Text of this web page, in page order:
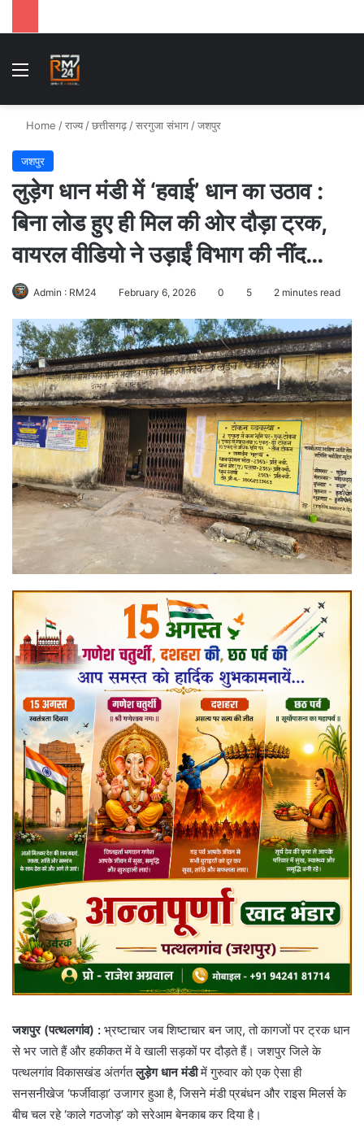
Menu
Home /राज्य /छत्तीसगढ़ /सरगुजा संभाग /जशपुर
जशपुर
लुड़ेग धान मंडी में ‘हवाई’ धान का उठाव :
बिना लोड हुए ही मिल की ओर दौड़ा ट्रक,
वायरल वीडियो ने उड़ाईं विभाग की नींद…
Admin : RM24 February 6, 2026 0 5 2 minutes read
जशपुर (पत्थलगांव) : भ्रष्टाचार जब शिष्टाचार बन जाए, तो कागजों पर ट्रक धान
से भर जाते हैं और हकीकत में वे खाली सड़कों पर दौड़ते हैं। जशपुर जिले के
पत्थलगांव विकासखंड अंतर्गतलुड़ेग धान मंडीमें गुरुवार को एक ऐसा ही
सनसनीखेज ‘फर्जीवाड़ा’ उजागर हुआ है, जिसने मंडी प्रबंधन और राइस मिलर्स के
बीच चल रहे ‘काले गठजोड़’ को सरेआम बेनकाब कर दिया है।